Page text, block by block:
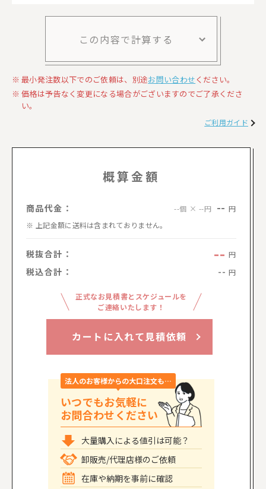
この内容で計算する
最小発注数以下でのご依頼は、別途お問い合わせください。
価格は予告なく変更になる場合がございますのでご了承くださ
い。
ご利用ガイド
概算金額
商品代金： --個 × --円 -- 円
上記金額に送料は含まれておりません。
税抜合計： -- 円
税込合計： -- 円
正式なお見積書とスケジュールを
ご連絡いたします！
カートに入れて見積依頼
法人のお客様からの大口注文も…
いつでもお気軽に
お問合わせください
大量購入による値引は可能？
卸販売/代理店様のご依頼
在庫や納期を事前に確認